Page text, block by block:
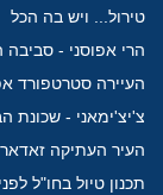
טירול... ויש בה הכל
הרי אפוסני - סביבה
העיירה סטרטפורד
צ'יצ'ימאני - שכונת
העיר העתיקה
תכנון טיול בחו"ל